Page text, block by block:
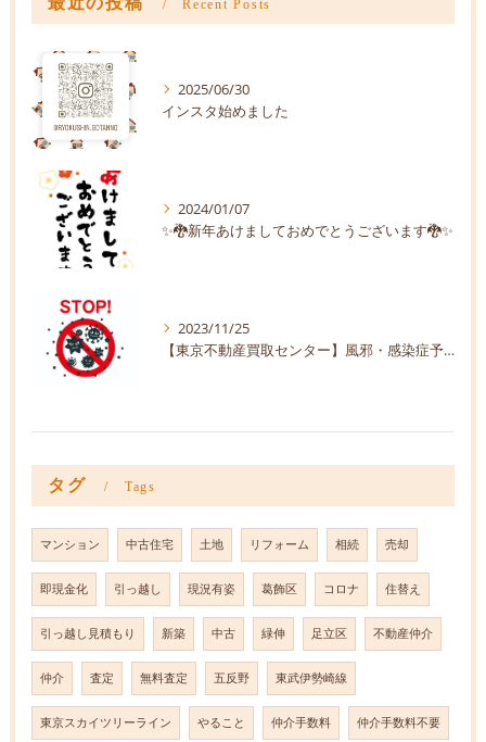
Recent Posts
2025/06/30
インスタ始めました
2024/01/07
✨🐉新年あけましておめでとうございます🐉✨
2023/11/25
【東京不動産買取センター】風邪・感染症予防【株式会社緑伸】
タグ Tags
マンション 中古住宅 土地 リフォーム 相続 売却
即現金化 引っ越し 現況有姿 葛飾区 コロナ 住替え
引っ越し見積もり 新築 中古 緑伸 足立区 不動産仲介
仲介 査定 無料査定 五反野 東武伊勢崎線
東京スカイツリーライン やること 仲介手数料 仲介手数料不要